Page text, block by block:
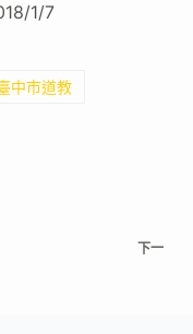
1/7
中市道教
下一